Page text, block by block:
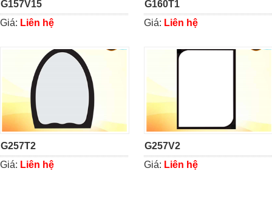
G157V15
Giá: Liên hệ
G160T1
Giá: Liên hệ
G257T2
Giá: Liên hệ
G257V2
Giá: Liên hệ